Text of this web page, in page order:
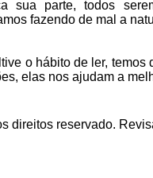
sua parte, todos
fazendo de mal a
o hábito de ler, temos
elas nos ajudam a
direitos reservado.